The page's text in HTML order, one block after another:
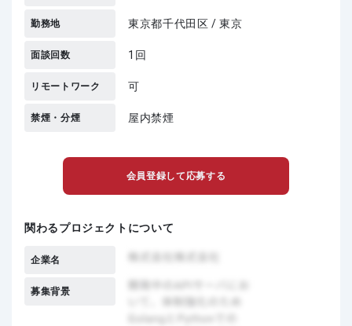
勤務地 東京都千代田区 / 東京
面談回数 1回
リモートワーク 可
禁煙・分煙 屋内禁煙
会員登録して応募する
関わるプロジェクトについて
企業名
募集背景